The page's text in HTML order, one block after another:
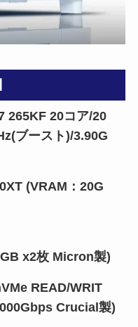
265KF 20コア/20
ブースト)/3.90G
(VRAM：20G
x2枚 Micron製)
READ/WRIT
Crucial製)